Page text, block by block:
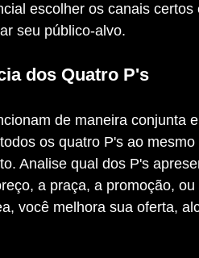
escolher os canais
seu público-alvo.
dos Quatro P's
os quatro P's ao
Analise qual dos P's
a praça, a promoção,
você melhora sua oferta,